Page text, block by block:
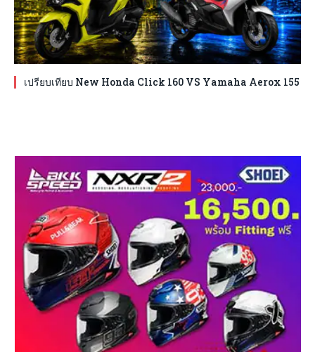
เปรียบเทียบ New Honda Click 160 VS Yamaha Aerox 155